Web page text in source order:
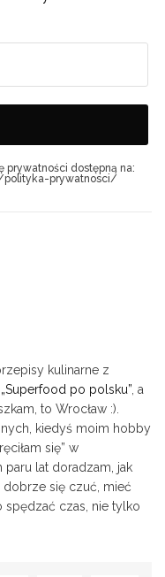
prywatności dostępną na:
polityka-prywatnosci/
kulinarne z
„Superfood po polsku” , a
to Wrocław :).
kiedyś moim hobby
się” w
paru lat doradzam, jak
dobrze się czuć, mieć
spędzać czas, nie tylko